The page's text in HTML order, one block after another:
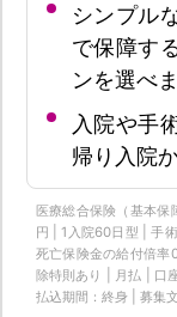
シンプル
で保障す
ンを選べま
入院や手
帰り入院
医療総合保険（基本
円 | 1入院60日型 | 手
死亡保険金の給付倍
除特則あり | 月払 | 口
払込期間：終身 | 募集